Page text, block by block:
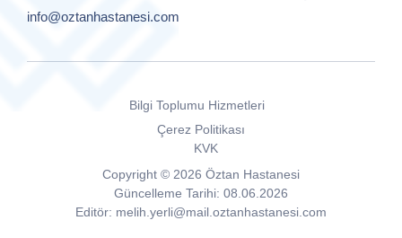
info@oztanhastanesi.com
Copyright © 2026 Öztan Hastanesi
Güncelleme Tarihi: 08.06.2026
Editör: melih.yerli@mail.oztanhastanesi.com
Bilgi Toplumu Hizmetleri
Çerez Politikası
KVK